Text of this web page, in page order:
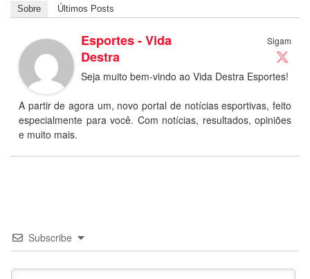
Sobre Últimos Posts
Sigam
Esportes - Vida
Destra
Seja muito bem-vindo ao Vida Destra Esportes!
A partir de agora um, novo portal de notícias esportivas, feito
especialmente para você. Com notícias, resultados, opiniões
e muito mais.
Subscribe